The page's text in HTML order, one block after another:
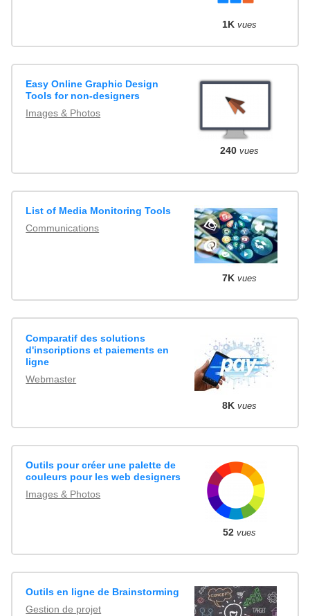
1K vues
Easy Online Graphic Design
Tools for non-designers
Images & Photos
240 vues
List of Media Monitoring Tools
Communications
7K vues
Comparatif des solutions
d'inscriptions et paiements en
ligne
Webmaster
8K vues
Outils pour créer une palette de
couleurs pour les web designers
Images & Photos
52 vues
Outils en ligne de Brainstorming
Gestion de projet